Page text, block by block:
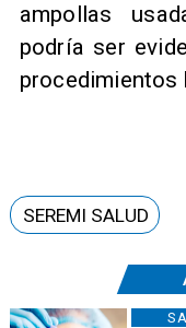
ampollas
podría ser
procedimientos
SEREMI SALUD